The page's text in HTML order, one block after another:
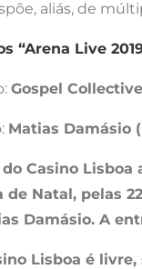
aliás, de
“Arena Live
Gospel
Matias Damásio
Casino Lisboa
de Natal, pelas
Damásio. A
Lisboa é